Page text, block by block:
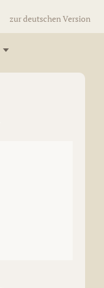
zur deutschen Version